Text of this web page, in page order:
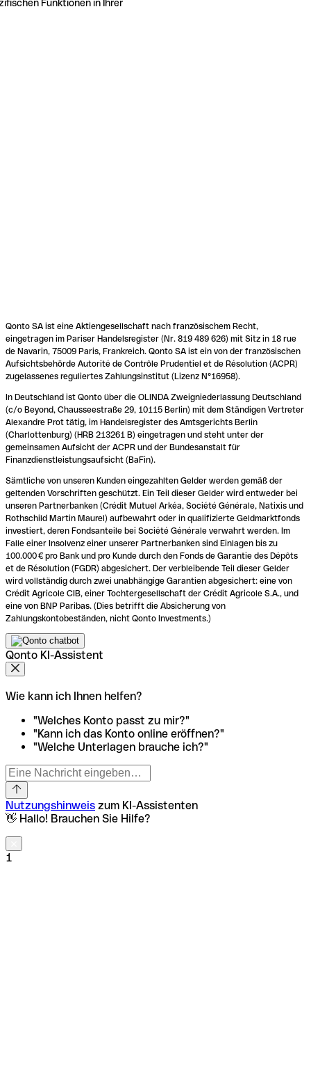
Funktionen in Ihrer
Qonto SA ist eine Aktiengesellschaft nach französischem Recht,
eingetragen im Pariser Handelsregister (Nr. 819 489 626) mit Sitz in 18 rue
de Navarin, 75009 Paris, Frankreich. Qonto SA ist ein von der französischen
Aufsichtsbehörde Autorité de Contrôle Prudentiel et de Résolution (ACPR)
zugelassenes reguliertes Zahlungsinstitut (Lizenz N°16958).
In Deutschland ist Qonto über die OLINDA Zweigniederlassung Deutschland
(c/o Beyond, Chausseestraße 29, 10115 Berlin) mit dem Ständigen Vertreter
Alexandre Prot tätig, im Handelsregister des Amtsgerichts Berlin
(Charlottenburg) (HRB 213261 B) eingetragen und steht unter der
gemeinsamen Aufsicht der ACPR und der Bundesanstalt für
Finanzdienstleistungsaufsicht (BaFin).
Sämtliche von unseren Kunden eingezahlten Gelder werden gemäß der
geltenden Vorschriften geschützt. Ein Teil dieser Gelder wird entweder bei
unseren Partnerbanken (Crédit Mutuel Arkéa, Société Générale, Natixis und
Rothschild Martin Maurel) aufbewahrt oder in qualifizierte Geldmarktfonds
investiert, deren Fondsanteile bei Société Générale verwahrt werden. Im
Falle einer Insolvenz einer unserer Partnerbanken sind Einlagen bis zu
100.000 € pro Bank und pro Kunde durch den Fonds de Garantie des Dépôts
et de Résolution (FGDR) abgesichert. Der verbleibende Teil dieser Gelder
wird vollständig durch zwei unabhängige Garantien abgesichert: eine von
Crédit Agricole CIB, einer Tochtergesellschaft der Crédit Agricole S.A., und
eine von BNP Paribas. (Dies betrifft die Absicherung von
Zahlungskontobeständen, nicht Qonto Investments.)
Qonto KI-Assistent
Wie kann ich Ihnen helfen?
"Welches Konto passt zu mir?"
"Kann ich das Konto online eröffnen?"
"Welche Unterlagen brauche ich?"
Nutzungshinweis zum KI-Assistenten
👋 Hallo! Brauchen Sie Hilfe?
1